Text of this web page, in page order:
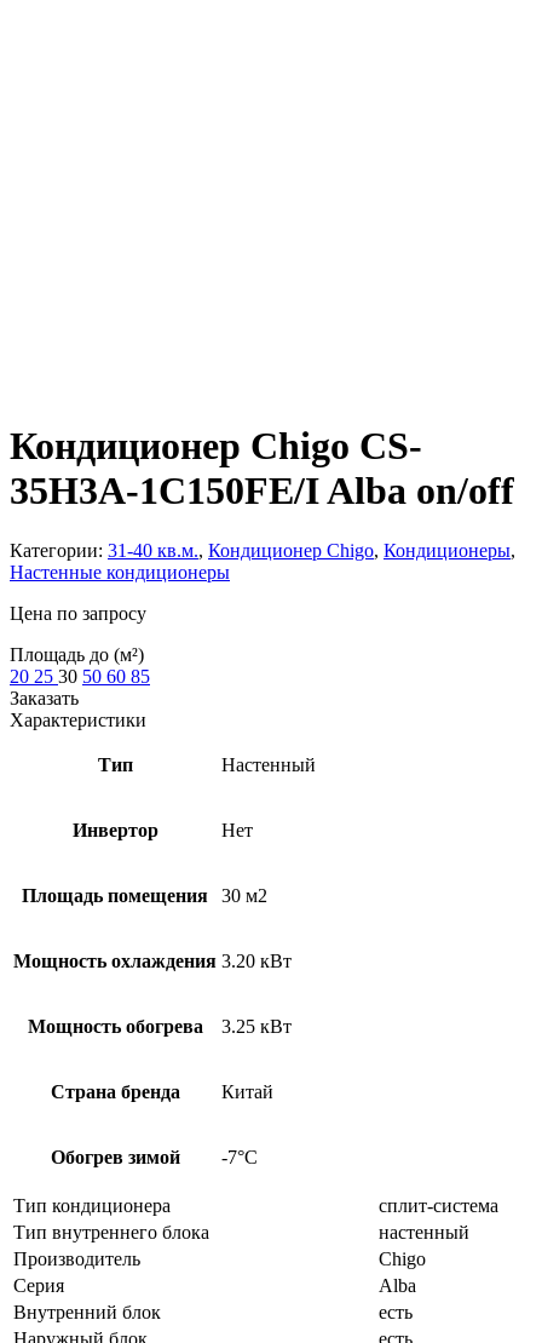
Кондиционер Chigo CS-
35H3A-1C150FE/I Alba on/off
Категории: 31-40 кв.м., Кондиционер Chigo, Кондиционеры,
Настенные кондиционеры
Цена по запросу
Площадь до (м²)
20 25 30 50 60 85
Заказать
Характеристики
Тип Настенный
Инвертор Нет
Площадь помещения 30 м2
Мощность охлаждения 3.20 кВт
Мощность обогрева 3.25 кВт
Страна бренда Китай
Обогрев зимой -7°С
Тип кондиционера
сплит-система
Тип внутреннего блока
настенный
Производитель
Chigo
Серия
Alba
Внутренний блок
есть
Наружный блок
есть